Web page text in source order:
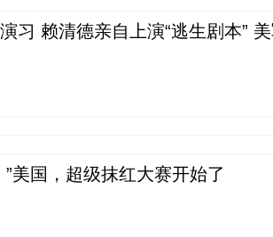
习 赖清德亲自上演“逃生剧本”
美国，超级抹红大赛开始了